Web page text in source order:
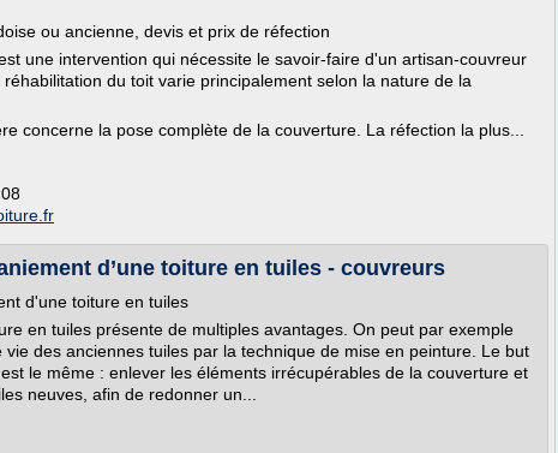
ou ancienne, devis et prix de réfection
une intervention qui nécessite le savoir-faire d'un artisan-couvreur
du toit varie principalement selon la nature de la
concerne la pose complète de la couverture. La réfection la plus...
d’une toiture en tuiles - couvreurs
d'une toiture en tuiles
en tuiles présente de multiples avantages. On peut par exemple
des anciennes tuiles par la technique de mise en peinture. Le but
le même : enlever les éléments irrécupérables de la couverture et
neuves, afin de redonner un...